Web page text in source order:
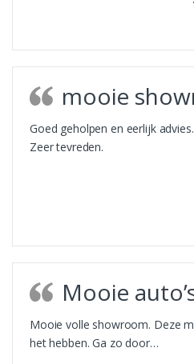
mooie
Goed geholpen en eerlijk advies.
Zeer tevreden.
Mooie
Mooie volle showroom. Deze
het hebben. Ga zo door…